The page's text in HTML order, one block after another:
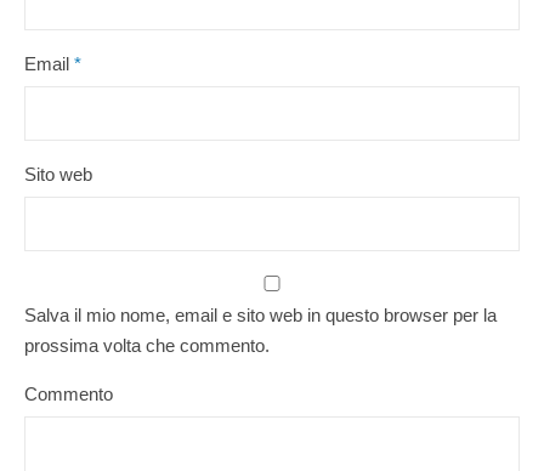
Email *
Sito web
Salva il mio nome, email e sito web in questo browser per la
prossima volta che commento.
Commento